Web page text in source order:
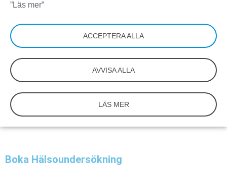
”Läs mer”
ACCEPTERA ALLA
AVVISA ALLA
LÄS MER
Boka Hälsoundersökning